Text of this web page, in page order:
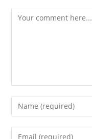
Comment
Enter
your
name
Enter